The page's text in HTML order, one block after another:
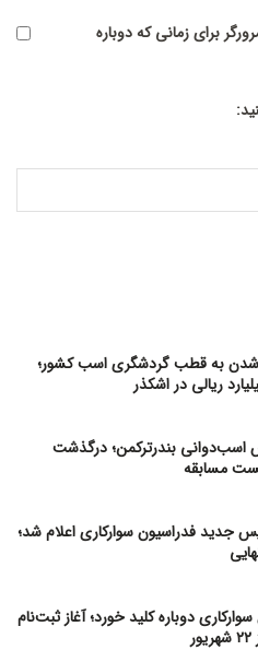
برای زمانی که دوباره
به قطب گردشگری اسب کشور؛
اسب‌دوانی بندرترکمن؛ درگذشت
مسابقه
جدید فدراسیون سوارکاری اعلام شد؛
دوباره کلید خورد؛ آغاز ثبت‌نام